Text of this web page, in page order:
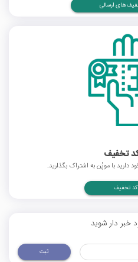
ارسالی
تخفیف
دارید با موپُن به اشتراک بگذارید.
کد تخفیف
خبر دار شوید
ثبت